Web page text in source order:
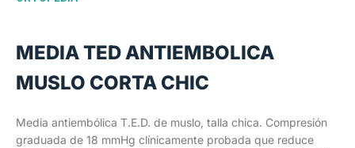
MEDIA TED ANTIEMBOLICA
MUSLO CORTA CHIC
Media antiembólica T.E.D. de muslo, talla chica. Compresión
graduada de 18 mmHg clínicamente probada que reduce